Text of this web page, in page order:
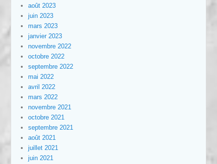
août 2023
juin 2023
mars 2023
janvier 2023
novembre 2022
octobre 2022
septembre 2022
mai 2022
avril 2022
mars 2022
novembre 2021
octobre 2021
septembre 2021
août 2021
juillet 2021
juin 2021